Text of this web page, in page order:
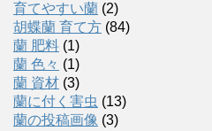
育てやすい蘭 (2)
胡蝶蘭 育て方 (84)
蘭 肥料 (1)
蘭 色々 (1)
蘭 資材 (3)
蘭に付く害虫 (13)
蘭の投稿画像 (3)